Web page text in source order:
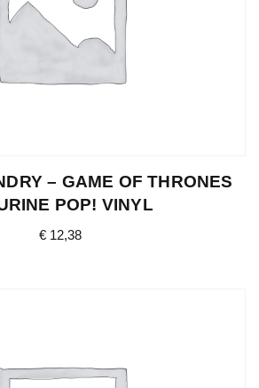
– GAME OF THRONES
POP! VINYL
€ 12,38